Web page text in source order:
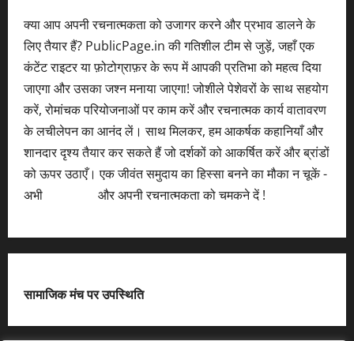
क्या आप अपनी रचनात्मकता को उजागर करने और प्रभाव डालने के
लिए तैयार हैं? PublicPage.in की गतिशील टीम से जुड़ें, जहाँ एक
कंटेंट राइटर या फ़ोटोग्राफ़र के रूप में आपकी प्रतिभा को महत्व दिया
जाएगा और उसका जश्न मनाया जाएगा! जोशीले पेशेवरों के साथ सहयोग
करें, रोमांचक परियोजनाओं पर काम करें और रचनात्मक कार्य वातावरण
के लचीलेपन का आनंद लें। साथ मिलकर, हम आकर्षक कहानियाँ और
शानदार दृश्य तैयार कर सकते हैं जो दर्शकों को आकर्षित करें और ब्रांडों
को ऊपर उठाएँ। एक जीवंत समुदाय का हिस्सा बनने का मौका न चूकें -
अभी
और अपनी रचनात्मकता को चमकने दें !
सामाजिक मंच पर उपस्थिति